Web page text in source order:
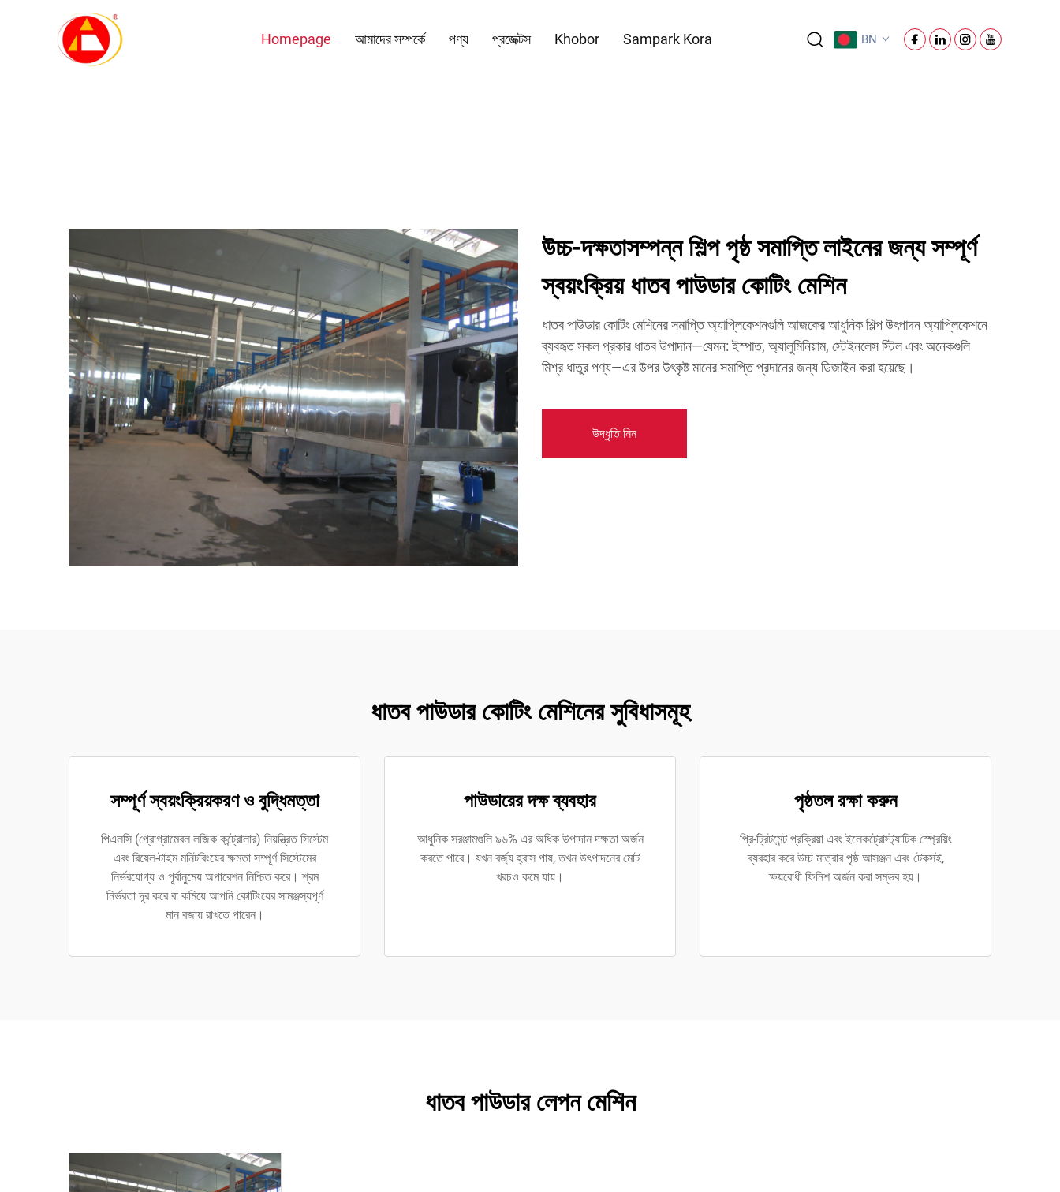
Homepage আমাদের সম্পর্কে পণ্য প্রজেক্টস Khobor Sampark Kora BN
উচ্চ-দক্ষতাসম্পন্ন শিল্প পৃষ্ঠ সমাপ্তি লাইনের জন্য সম্পূর্ণ
স্বয়ংক্রিয় ধাতব পাউডার কোটিং মেশিন
ধাতব পাউডার কোটিং মেশিনের সমাপ্তি অ্যাপ্লিকেশনগুলি আজকের আধুনিক শিল্প উৎপাদন অ্যাপ্লিকেশনে
ব্যবহৃত সকল প্রকার ধাতব উপাদান—যেমন: ইস্পাত, অ্যালুমিনিয়াম, স্টেইনলেস স্টিল এবং অনেকগুলি
মিশ্র ধাতুর পণ্য—এর উপর উৎকৃষ্ট মানের সমাপ্তি প্রদানের জন্য ডিজাইন করা হয়েছে।
উদ্ধৃতি নিন
ধাতব পাউডার কোটিং মেশিনের সুবিধাসমূহ
সম্পূর্ণ স্বয়ংক্রিয়করণ ও বুদ্ধিমত্তা
পিএলসি (প্রোগ্রামেবল লজিক কন্ট্রোলার) নিয়ন্ত্রিত সিস্টেম
এবং রিয়েল-টাইম মনিটরিংয়ের ক্ষমতা সম্পূর্ণ সিস্টেমের
নির্ভরযোগ্য ও পূর্বানুমেয় অপারেশন নিশ্চিত করে। শ্রম
নির্ভরতা দূর করে বা কমিয়ে আপনি কোটিংয়ের সামঞ্জস্যপূর্ণ
মান বজায় রাখতে পারেন।
পাউডারের দক্ষ ব্যবহার
আধুনিক সরঞ্জামগুলি ৯৬% এর অধিক উপাদান দক্ষতা অর্জন
করতে পারে। যখন বর্জ্য হ্রাস পায়, তখন উৎপাদনের মোট
খরচও কমে যায়।
পৃষ্ঠতল রক্ষা করুন
প্রি-ট্রিটমেন্ট প্রক্রিয়া এবং ইলেকট্রোস্ট্যাটিক স্প্রেয়িং
ব্যবহার করে উচ্চ মাত্রার পৃষ্ঠ আসঞ্জন এবং টেকসই,
ক্ষয়রোধী ফিনিশ অর্জন করা সম্ভব হয়।
ধাতব পাউডার লেপন মেশিন